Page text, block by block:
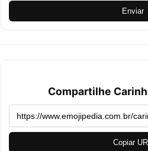
Enviar
Compartilhe
Copiar